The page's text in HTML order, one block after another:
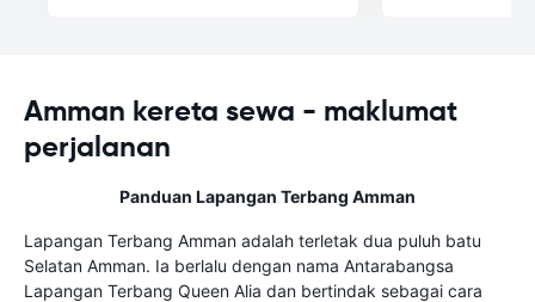
Amman kereta sewa - maklumat
perjalanan
Panduan Lapangan Terbang Amman
Lapangan Terbang Amman adalah terletak dua puluh batu
Selatan Amman. Ia berlalu dengan nama Antarabangsa
Lapangan Terbang Queen Alia dan bertindak sebagai cara